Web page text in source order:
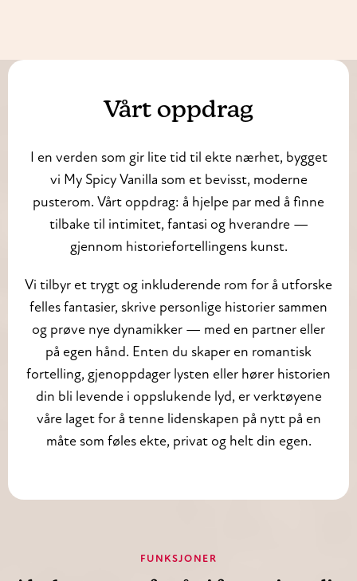
Vårt oppdrag
I en verden som gir lite tid til ekte nærhet, bygget
vi My Spicy Vanilla som et bevisst, moderne
pusterom. Vårt oppdrag: å hjelpe par med å finne
tilbake til intimitet, fantasi og hverandre —
gjennom historiefortellingens kunst.
Vi tilbyr et trygt og inkluderende rom for å utforske
felles fantasier, skrive personlige historier sammen
og prøve nye dynamikker — med en partner eller
på egen hånd. Enten du skaper en romantisk
fortelling, gjenoppdager lysten eller hører historien
din bli levende i oppslukende lyd, er verktøyene
våre laget for å tenne lidenskapen på nytt på en
måte som føles ekte, privat og helt din egen.
FUNKSJONER